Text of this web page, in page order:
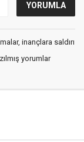
inançlara saldırı
yorumlar